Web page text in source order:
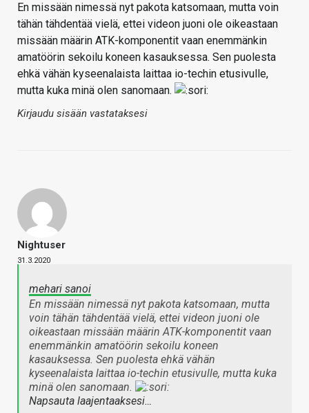
En missään nimessä nyt pakota katsomaan, mutta voin
tähän tähdentää vielä, ettei videon juoni ole oikeastaan
missään määrin ATK-komponentit vaan enemmänkin
amatöörin sekoilu koneen kasauksessa. Sen puolesta
ehkä vähän kyseenalaista laittaa io-techin etusivulle,
mutta kuka minä olen sanomaan.
Kirjaudu sisään vastataksesi
Nightuser
31.3.2020
mehari sanoi
En missään nimessä nyt pakota katsomaan, mutta
voin tähän tähdentää vielä, ettei videon juoni ole
oikeastaan missään määrin ATK-komponentit vaan
enemmänkin amatöörin sekoilu koneen
kasauksessa. Sen puolesta ehkä vähän
kyseenalaista laittaa io-techin etusivulle, mutta kuka
minä olen sanomaan.
Napsauta laajentaaksesi…